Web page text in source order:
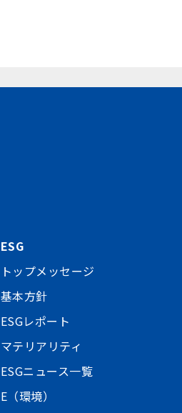
ESG
トップメッセージ
基本方針
ESGレポート
マテリアリティ
ESGニュース一覧
E（環境）